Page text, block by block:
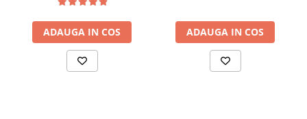
ADAUGA IN COS ADAUGA IN COS